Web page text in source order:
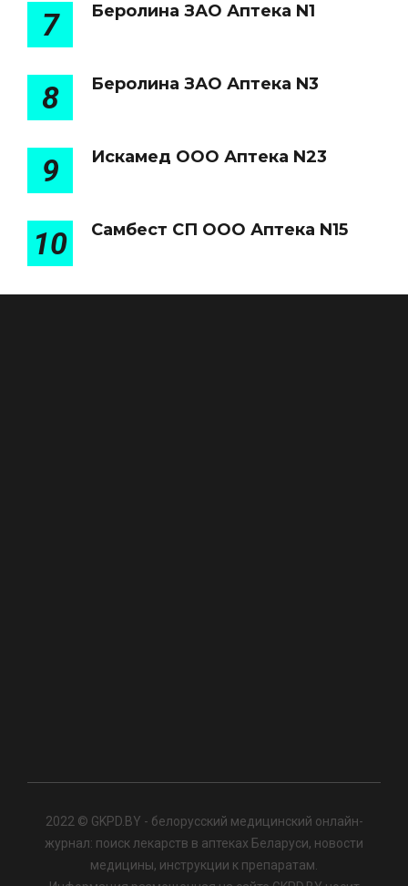
7 Беролина ЗАО Аптека N1
8 Беролина ЗАО Аптека N3
9 Искамед ООО Аптека N23
10 Самбест СП ООО Аптека N15
2022 © GKPD.BY - белорусский медицинский онлайн-
журнал: поиск лекарств в аптеках Беларуси, новости
медицины, инструкции к препаратам.